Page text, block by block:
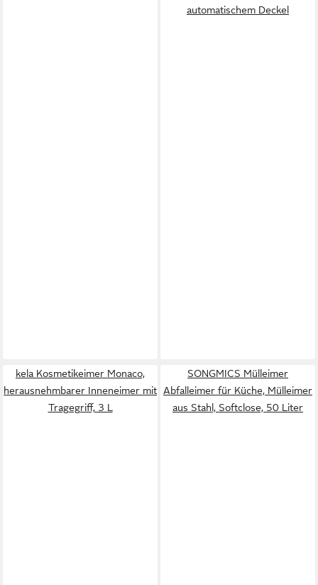
automatischem Deckel
kela Kosmetikeimer Monaco,
herausnehmbarer Inneneimer mit
Tragegriff, 3 L
SONGMICS Mülleimer
Abfalleimer für Küche, Mülleimer
aus Stahl, Softclose, 50 Liter